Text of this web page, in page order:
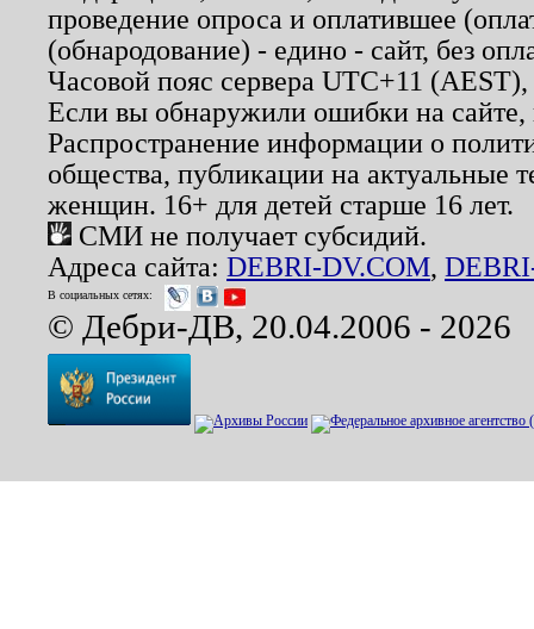
проведение опроса и оплатившее
(обнародование) - едино - сайт, без
Часовой пояс сервера UTC+11
Если вы обнаружили ошибки на
Распространение информации о
общества, публикации на актуальные
женщин. 16+ для детей старше 16 лет.
СМИ не получает субсидий.
Адреса сайта: DEBRI-DV.COM,
В социальных сетях:
© Дебри-ДВ, 20.04.2006 - 2026